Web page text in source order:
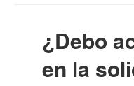
¿Debo
en la